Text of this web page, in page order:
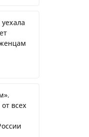
яхту и
из РФ и
всех